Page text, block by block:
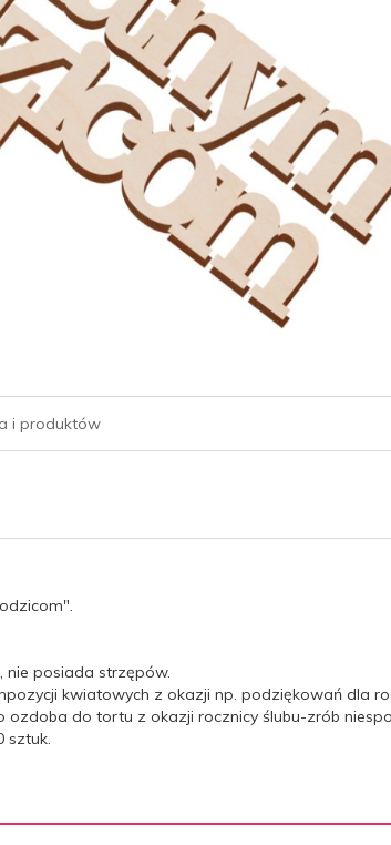
i produktów
nie posiada strzępów.
kwiatowych z okazji np. podziękowań dla
ozdoba do tortu z okazji rocznicy ślubu-zrób
sztuk.